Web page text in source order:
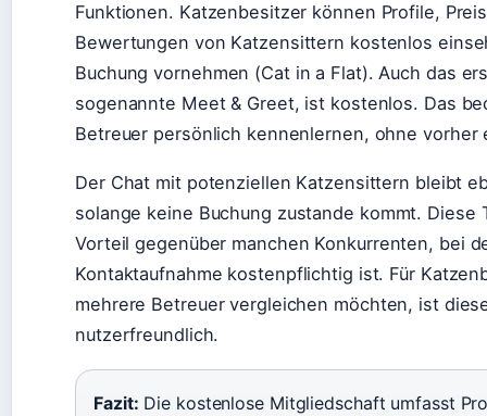
Funktionen. Katzenbesitzer können Profile,
Bewertungen von Katzensittern kostenlos
Buchung vornehmen (Cat in a Flat). Auch das
sogenannte Meet & Greet, ist kostenlos. Das
Betreuer persönlich kennenlernen, ohne vorher
Der Chat mit potenziellen Katzensittern bleibt
solange keine Buchung zustande kommt. Diese
Vorteil gegenüber manchen Konkurrenten, bei
Kontaktaufnahme kostenpflichtig ist. Für
mehrere Betreuer vergleichen möchten, ist
nutzerfreundlich.
Fazit: Die kostenlose Mitgliedschaft umfasst